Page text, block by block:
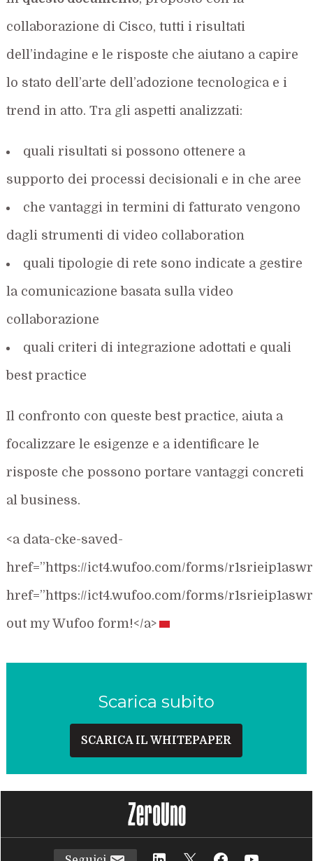
collaborazione di Cisco, tutti i risultati
dell’indagine e le risposte che aiutano a capire
lo stato dell’arte dell’adozione tecnologica e i
trend in atto. Tra gli aspetti analizzati:
quali risultati si possono ottenere a
supporto dei processi decisionali e in che aree
che vantaggi in termini di fatturato vengono
dagli strumenti di video collaboration
quali tipologie di rete sono indicate a gestire
la comunicazione basata sulla video
collaborazione
quali criteri di integrazione adottati e quali
best practice
Il confronto con queste best practice, aiuta a
focalizzare le esigenze e a identificare le
risposte che possono portare vantaggi concreti
al business.
<a data-cke-saved-
href=”https://ict4.wufoo.com/forms/
href=”https://ict4.wufoo.com/forms/
out my Wufoo form!</a>
Scarica subito
SCARICA IL WHITEPAPER